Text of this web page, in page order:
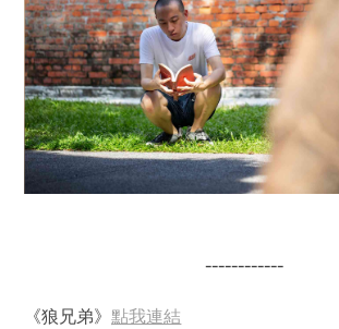
------------
《狼兄弟》點我連結